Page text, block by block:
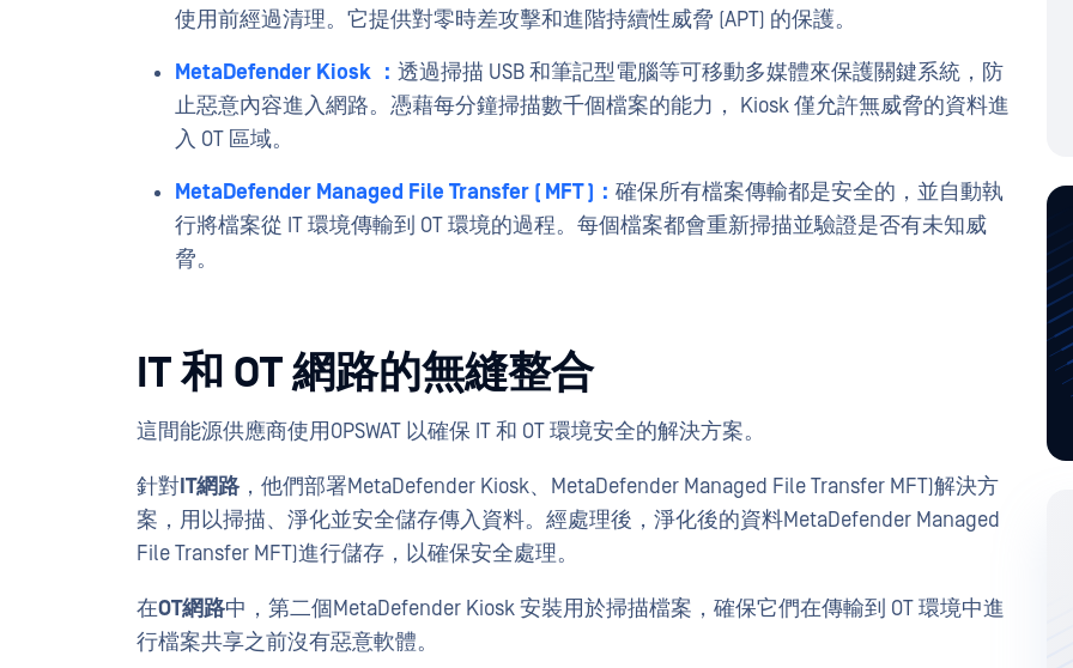
使用前經過清理。它提供對零時差攻擊和進階持續性威脅 (APT) 的保護。
MetaDefender Kiosk ： 透過掃描 USB 和筆記型電腦等可移動多媒體來保護關鍵系統，防
止惡意內容進入網路。憑藉每分鐘掃描數千個檔案的能力， Kiosk 僅允許無威脅的資料進
入 OT 區域。
MetaDefender Managed File Transfer ( MFT )： 確保所有檔案傳輸都是安全的，並自動執
行將檔案從 IT 環境傳輸到 OT 環境的過程。每個檔案都會重新掃描並驗證是否有未知威
脅。
IT 和 OT 網路的無縫整合
這間能源供應商使用OPSWAT 以確保 IT 和 OT 環境安全的解決方案。
針對IT網路 ，他們部署MetaDefender Kiosk、MetaDefender Managed File Transfer MFT)解決方
案，用以掃描、淨化並安全儲存傳入資料。經處理後，淨化後的資料MetaDefender Managed
File Transfer MFT)進行儲存，以確保安全處理。
在OT網路中，第二個MetaDefender Kiosk 安裝用於掃描檔案，確保它們在傳輸到 OT 環境中進
行檔案共享之前沒有惡意軟體。